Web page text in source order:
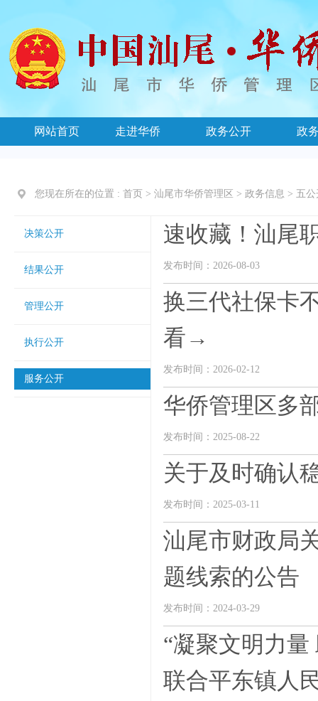
网站首页 走进华侨 政务公开 政
您现在所在的位置 : 首页 > 汕尾市华侨管理区 > 政务信息 > 五公
决策公开
结果公开
管理公开
执行公开
服务公开
速收藏！汕尾
发布时间：2026-08-03
换三代社保卡
看→
发布时间：2026-02-12
华侨管理区多
发布时间：2025-08-22
关于及时确认
发布时间：2025-03-11
汕尾市财政局
题线索的公告
发布时间：2024-03-29
“凝聚文明力
联合平东镇人